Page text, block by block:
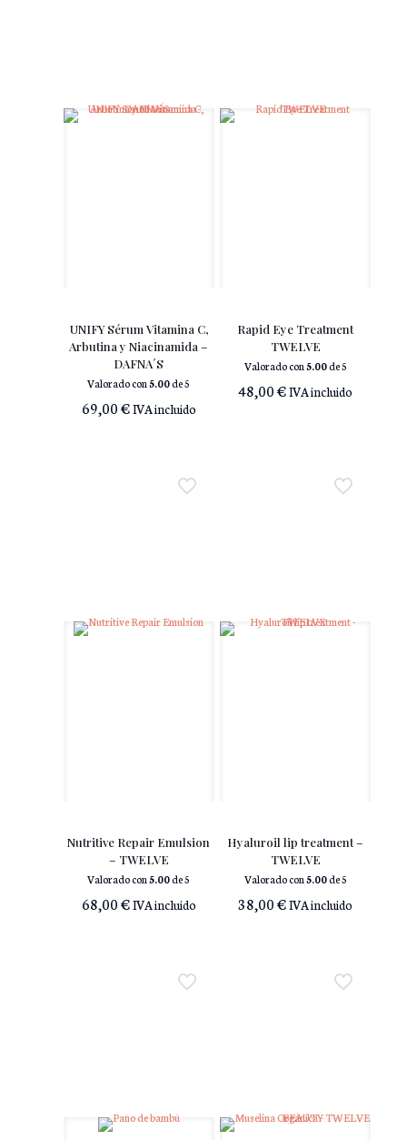
UNIFY Sérum Vitamina C,
Arbutina y Niacinamida –
DAFNA´S
Valorado con5.00de 5
69,00€IVA incluido
Rapid Eye Treatment
TWELVE
Valorado con5.00de 5
48,00€IVA incluido
Nutritive Repair Emulsion
– TWELVE
Valorado con5.00de 5
68,00€IVA incluido
Hyaluroil lip treatment –
TWELVE
Valorado con5.00de 5
38,00€IVA incluido